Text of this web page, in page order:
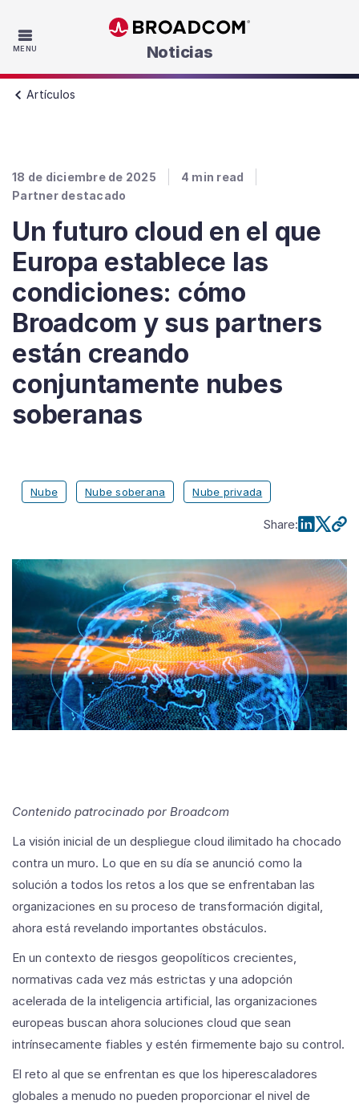
MENU Skip to main content
Noticias
Artículos
18 de diciembre de 2025 4 min read
Partner destacado
Un futuro cloud en el que
Europa establece las
condiciones: cómo
Broadcom y sus partners
están creando
conjuntamente nubes
soberanas
Nube Nube soberana Nube privada
Share:
Contenido patrocinado por Broadcom
La visión inicial de un despliegue cloud ilimitado ha chocado
contra un muro. Lo que en su día se anunció como la
solución a todos los retos a los que se enfrentaban las
organizaciones en su proceso de transformación digital,
ahora está revelando importantes obstáculos.
En un contexto de riesgos geopolíticos crecientes,
normativas cada vez más estrictas y una adopción
acelerada de la inteligencia artificial, las organizaciones
europeas buscan ahora soluciones cloud que sean
intrínsecamente fiables y estén firmemente bajo su control.
El reto al que se enfrentan es que los hiperescaladores
globales a menudo no pueden proporcionar el nivel de